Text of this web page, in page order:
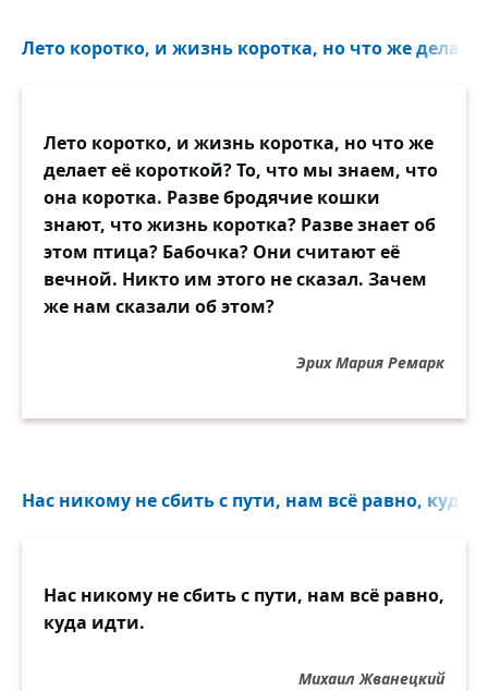
Лето коротко, и жизнь коротка, но что же делает
Лето коротко, и жизнь коротка, но что же
делает её короткой? То, что мы знаем, что
она коротка. Разве бродячие кошки
знают, что жизнь коротка? Разве знает об
этом птица? Бабочка? Они считают её
вечной. Никто им этого не сказал. Зачем
же нам сказали об этом?
Эрих Мария Ремарк
Нас никому не сбить с пути, нам всё равно, куда
Нас никому не сбить с пути, нам всё равно,
куда идти.
Михаил Жванецкий